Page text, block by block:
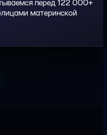
перед 122 000+
материнской